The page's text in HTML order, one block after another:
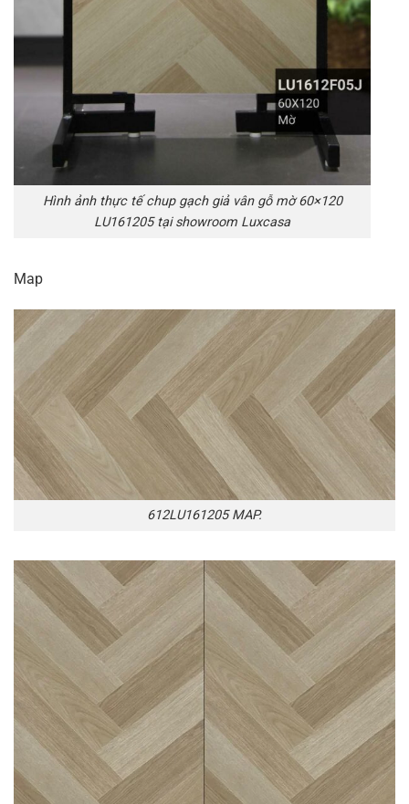
Hình ảnh thực tế chup gạch giả vân gỗ mờ 60×120
LU161205 tại showroom Luxcasa
Map
612LU161205 MAP.